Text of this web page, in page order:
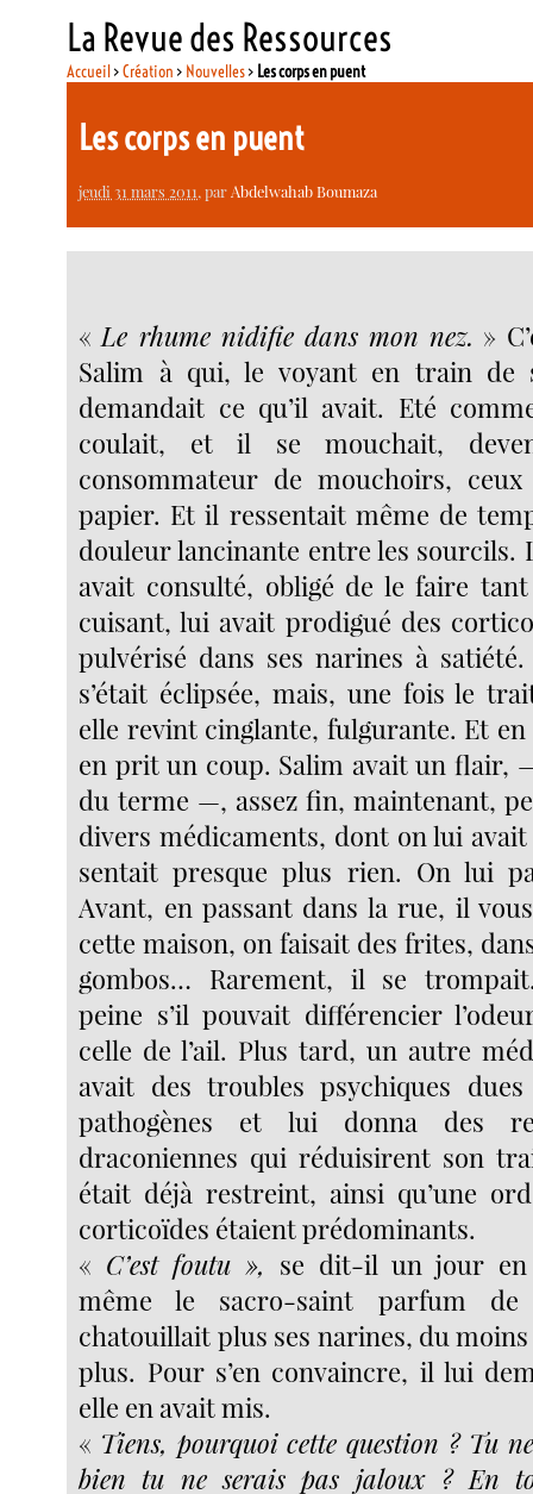
La Revue des Ressources
Accueil>Création > Nouvelles> Les corps en puent
Les corps en puent
jeudi 31 mars 2011, parAbdelwahab Boumaza
« Le rhume nidifie dans mon nez. »
Salim à qui, le voyant en train de
demandait ce qu’il avait. Eté
coulait, et il se mouchait,
consommateur de mouchoirs,
papier. Et il ressentait même de
douleur lancinante entre les sourcils.
avait consulté, obligé de le faire
cuisant, lui avait prodigué des
pulvérisé dans ses narines à
s’était éclipsée, mais, une fois le
elle revint cinglante, fulgurante. Et
en prit un coup. Salim avait un flair,
du terme —, assez fin, maintenant,
divers médicaments, dont on lui
sentait presque plus rien. On lui
Avant, en passant dans la rue, il
cette maison, on faisait des frites,
gombos… Rarement, il se
peine s’il pouvait différencier
celle de l’ail. Plus tard, un autre
avait des troubles psychiques
pathogènes et lui donna des
draconiennes qui réduisirent son
était déjà restreint, ainsi qu’une
corticoïdes étaient prédominants.
« C’est foutu », se dit-il un jour en
même le sacro-saint parfum
chatouillait plus ses narines, du
plus. Pour s’en convaincre, il lui
elle en avait mis.
« Tiens, pourquoi cette question ? Tu
bien tu ne serais pas jaloux ? En